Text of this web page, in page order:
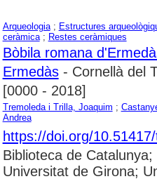
Arqueologia; Estructures
ceràmica; Restes ceràmiques
Bòbila romana
Ermedàs- Cornellà del
[0000 - 2018]
Tremoleda i Trilla, Joaquim ;
Andrea
https://doi.org/
Biblioteca de
Universitat de Girona;